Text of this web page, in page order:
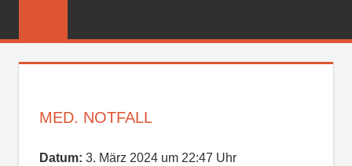
FEUERWEHR
MED. NOTFALL
Datum: 3. März 2024 um 22:47 Uhr